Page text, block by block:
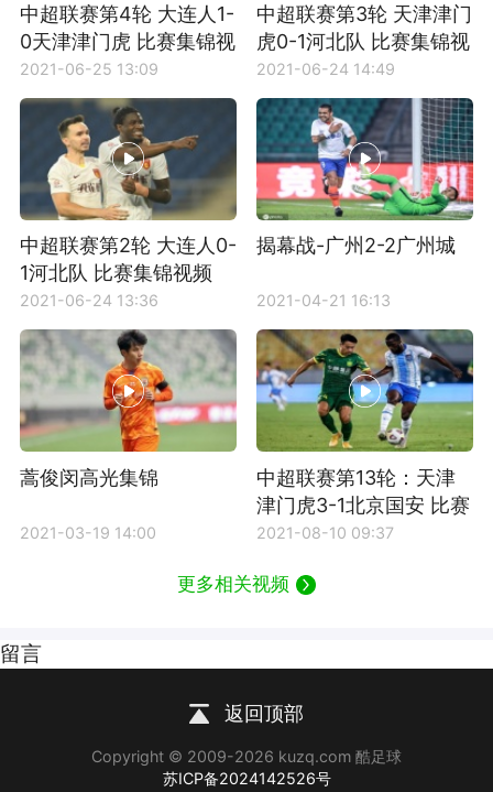
中超联赛第4轮 大连人1-
0天津津门虎 比赛集锦视
频
2021-06-25 13:09
中超联赛第3轮 天津津门
虎0-1河北队 比赛集锦视
频
2021-06-24 14:49
中超联赛第2轮 大连人0-
1河北队 比赛集锦视频
2021-06-24 13:36
揭幕战-广州2-2广州城
2021-04-21 16:13
蒿俊闵高光集锦
2021-03-19 14:00
中超联赛第13轮：天津
津门虎3-1北京国安 比赛
集锦
2021-08-10 09:37
更多相关视频
留言
返回顶部
Copyright © 2009-2026 kuzq.com 酷足球
苏ICP备2024142526号